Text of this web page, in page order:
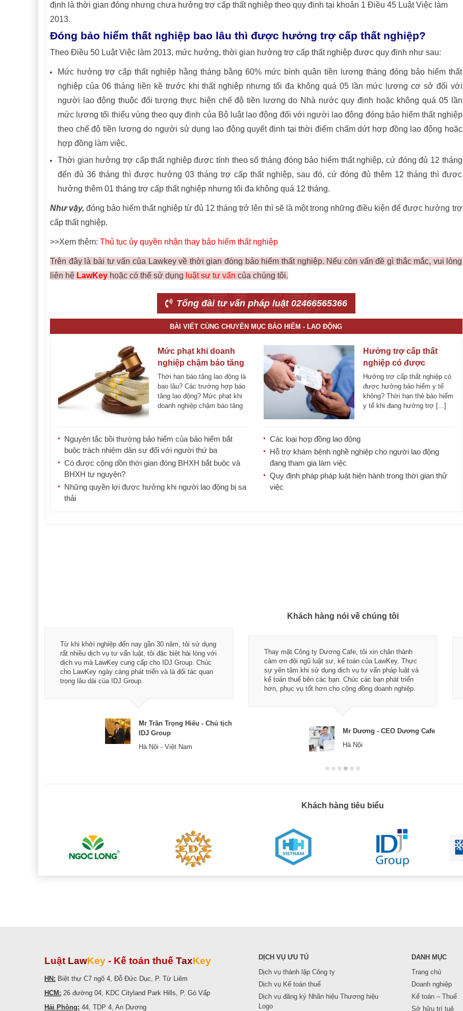
định là thời gian đóng nhưng chưa hưởng trợ cấp thất nghiệp theo quy định tại khoản 1 Điều 45 Luật Việc làm
2013.
Đóng bảo hiểm thất nghiệp bao lâu thì được hưởng trợ cấp thất nghiệp?
Theo Điều 50 Luật Việc làm 2013, mức hưởng, thời gian hưởng trợ cấp thất nghiệp được quy định như sau:
Mức hưởng trợ cấp thất nghiệp hằng tháng bằng 60% mức bình quân tiền lương tháng đóng bảo hiểm thất
nghiệp của 06 tháng liền kề trước khi thất nghiệp nhưng tối đa không quá 05 lần mức lương cơ sở đối với
người lao động thuộc đối tượng thực hiện chế độ tiền lương do Nhà nước quy định hoặc không quá 05 lần
mức lương tối thiểu vùng theo quy định của Bộ luật lao động đối với người lao động đóng bảo hiểm thất nghiệp
theo chế độ tiền lương do người sử dụng lao động quyết định tại thời điểm chấm dứt hợp đồng lao động hoặc
hợp đồng làm việc.
Thời gian hưởng trợ cấp thất nghiệp được tính theo số tháng đóng bảo hiểm thất nghiệp, cứ đóng đủ 12 tháng
đến đủ 36 tháng thì được hưởng 03 tháng trợ cấp thất nghiệp, sau đó, cứ đóng đủ thêm 12 tháng thì được
hưởng thêm 01 tháng trợ cấp thất nghiệp nhưng tối đa không quá 12 tháng.
Như vậy, đóng bảo hiểm thất nghiệp từ đủ 12 tháng trở lên thì sẽ là một trong những điều kiện để được hưởng trợ
cấp thất nghiệp.
>>Xem thêm: Thủ tục ủy quyền nhận thay bảo hiểm thất nghiệp
Trên đây là bài tư vấn của Lawkey về thời gian đóng bảo hiểm thất nghiệp. Nếu còn vấn đề gì thắc mắc, vui lòng
liên hệ LawKey hoặc có thể sử dụng luật sư tư vấn của chúng tôi.
Tổng đài tư vấn pháp luật 02466565366
BÀI VIẾT CÙNG CHUYÊN MỤC BẢO HIỂM - LAO ĐỘNG
Mức phạt khi doanh
nghiệp chậm báo tăng
lao động
Thời hạn báo tăng lao động là
bao lâu? Các trường hợp báo
tăng lao động? Mức phạt khi
doanh nghiệp chậm báo tăng
Nguyên tắc bồi thường bảo hiểm của bảo hiểm bắt
buộc trách nhiệm dân sự đối với người thứ ba
Có được cộng dồn thời gian đóng BHXH bắt buộc và
BHXH tự nguyện?
Những quyền lợi được hưởng khi người lao động bị sa
thải
Hưởng trợ cấp thất
nghiệp có được
hưởng bảo hiểm y tế
không?
Hưởng trợ cấp thất nghiệp có
được hưởng bảo hiểm y tế
không? Thời hạn thẻ bảo hiểm
y tế khi đang hưởng trợ [...]
Các loại hợp đồng lao động
Hỗ trợ khám bệnh nghề nghiệp cho người lao động
đang tham gia làm việc
Quy định pháp pháp luật hiện hành trong thời gian thử
việc
Khách hàng nói về chúng tôi
Từ khi khởi nghiệp đến nay gần 30 năm, tôi sử dụng
rất nhiều dịch vụ tư vấn luật, tôi đặc biệt hài lòng với
dịch vụ mà LawKey cung cấp cho IDJ Group. Chúc
cho LawKey ngày càng phát triển và là đối tác quan
trọng lâu dài của IDJ Group.
Mr Trần Trọng Hiếu - Chủ tịch
IDJ Group
Hà Nội - Việt Nam
Thay mặt Công ty Dương Cafe, tôi xin chân thành
cảm ơn đội ngũ luật sư, kế toán của LawKey. Thực
sự yên tâm khi sử dụng dịch vụ tư vấn pháp luật và
kế toán thuế bên các bạn. Chúc các bạn phát triển
hơn, phục vụ tốt hơn cho cộng đồng doanh nghiệp.
Mr Dương - CEO Dương Cafe
Hà Nội
Khách hàng tiêu biểu
Luật LawKey - Kế toán thuế TaxKey
HN: Biệt thự C7 ngõ 4, Đỗ Đức Dục, P. Từ Liêm
HCM: 26 đường 04, KDC Cityland Park Hills, P. Gò Vấp
Hải Phòng: 44, TDP 4, An Dương
DỊCH VỤ ƯU TÚ
Dịch vụ thành lập Công ty
Dịch vụ Kế toán thuế
Dịch vụ đăng ký Nhãn hiệu Thương hiệu
Logo
DANH MỤC
Trang chủ
Doanh nghiệp
Kế toán – Thuế
Sở hữu trí tuệ